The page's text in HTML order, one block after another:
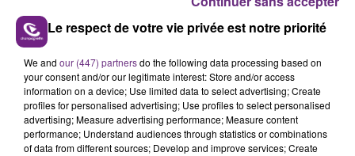
FIL D'ACTU
Le respect de votre vie privée est notre priorité
We and our (447) partnersdo the following data processing based on
your consent and/or our legitimate interest: Store and/or access
information on a device; Use limited data to select advertising; Create
profiles for personalised advertising; Use profiles to select personalised
advertising; Measure advertising performance; Measure content
performance; Understand audiences through statistics or combinations
of data from different sources; Develop and improve services; Create